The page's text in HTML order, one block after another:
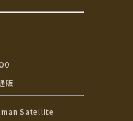
販
Satellite